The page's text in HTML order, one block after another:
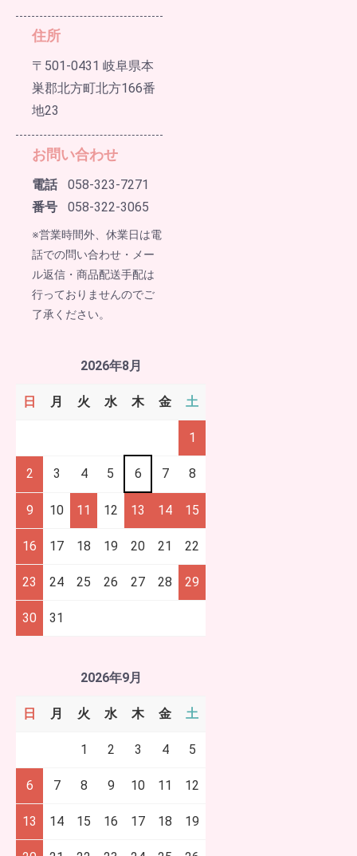
住所
〒501-0431 岐阜県本
巣郡北方町北方166番
地23
お問い合わせ
電話
番号
058-323-7271
058-322-3065
※営業時間外、休業日は電
話での問い合わせ・メー
ル返信・商品配送手配は
行っておりませんのでご
了承ください。
2026年8月
日 月 火 水 木 金 土
1
2 3 4 5 6 7 8
9 10 11 12 13 14 15
16 17 18 19 20 21 22
23 24 25 26 27 28 29
30 31
2026年9月
日 月 火 水 木 金 土
1 2 3 4 5
6 7 8 9 10 11 12
13 14 15 16 17 18 19